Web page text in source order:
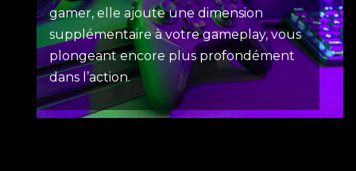
gamer, elle ajoute une dimension
supplémentaire à votre gameplay, vous
plongeant encore plus profondément
dans l’action.